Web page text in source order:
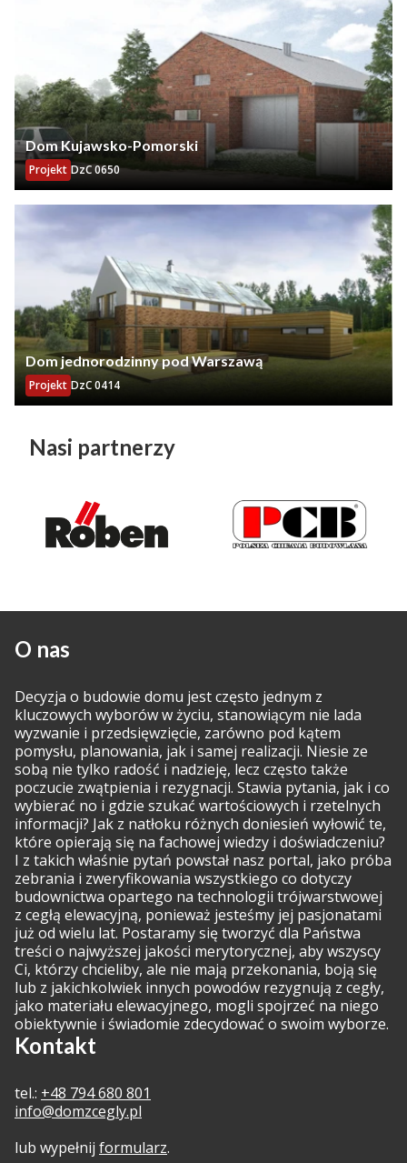
Dom Kujawsko-Pomorski
Projekt DzC 0650
Dom jednorodzinny pod Warszawą
Projekt DzC 0414
Nasi partnerzy
Kontakt
tel.: +48 794 680 801
info@domzcegly.pl
lub wypełnij formularz.
O nas
Decyzja o budowie domu jest często jednym z
kluczowych wyborów w życiu, stanowiącym nie lada
wyzwanie i przedsięwzięcie, zarówno pod kątem
pomysłu, planowania, jak i samej realizacji. Niesie ze
sobą nie tylko radość i nadzieję, lecz często także
poczucie zwątpienia i rezygnacji. Stawia pytania, jak i co
wybierać no i gdzie szukać wartościowych i rzetelnych
informacji? Jak z natłoku różnych doniesień wyłowić te,
które opierają się na fachowej wiedzy i doświadczeniu?
I z takich właśnie pytań powstał nasz portal, jako próba
zebrania i zweryfikowania wszystkiego co dotyczy
budownictwa opartego na technologii trójwarstwowej
z cegłą elewacyjną, ponieważ jesteśmy jej pasjonatami
już od wielu lat. Postaramy się tworzyć dla Państwa
treści o najwyższej jakości merytorycznej, aby wszyscy
Ci, którzy chcieliby, ale nie mają przekonania, boją się
lub z jakichkolwiek innych powodów rezygnują z cegły,
jako materiału elewacyjnego, mogli spojrzeć na niego
obiektywnie i świadomie zdecydować o swoim wyborze.